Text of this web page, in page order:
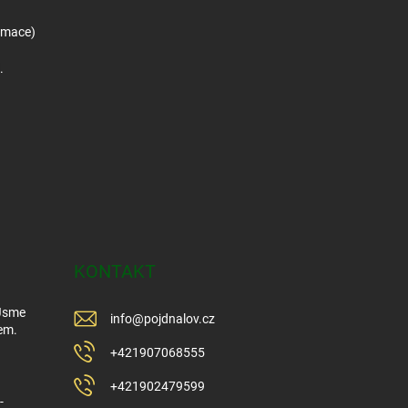
KONTAKT
info@pojdnalov.cz
+421907068555
+421902479599